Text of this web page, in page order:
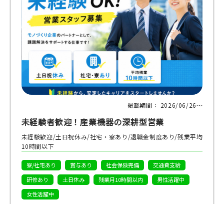
掲載期間： 2026/06/26〜
未経験者歓迎！産業機器の深耕型営業
未経験歓迎/土日祝休み/社宅・寮あり/退職金制度あり/残業平均
10時間以下
寮/社宅あり 賞与あり 社会保険完備
交通費支給
研修あり
土日休み 残業月10時間以内
男性活躍中
女性活躍中